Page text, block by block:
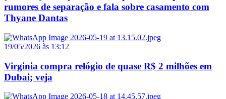
rumores de separação e fala sobre casamento com
Thyane Dantas
19/05/2026 às 13:12
Virginia compra relógio de quase R$ 2 milhões em
Dubai; veja